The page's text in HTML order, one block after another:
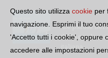
“Le parole del
italiana
Questo sito utilizza cookie per
navigazione. Esprimi il tuo
'Accetto tutti i cookie', oppure
accedere alle impostazioni